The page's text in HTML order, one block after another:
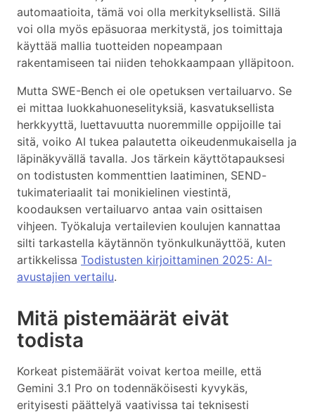
automaatioita, tämä voi olla merkityksellistä. Sillä
voi olla myös epäsuoraa merkitystä, jos toimittaja
käyttää mallia tuotteiden nopeampaan
rakentamiseen tai niiden tehokkaampaan ylläpitoon.
Mutta SWE-Bench ei ole opetuksen vertailuarvo. Se
ei mittaa luokkahuoneselityksiä, kasvatuksellista
herkkyyttä, luettavuutta nuoremmille oppijoille tai
sitä, voiko AI tukea palautetta oikeudenmukaisella ja
läpinäkyvällä tavalla. Jos tärkein käyttötapauksesi
on todistusten kommenttien laatiminen, SEND-
tukimateriaalit tai monikielinen viestintä,
koodauksen vertailuarvo antaa vain osittaisen
vihjeen. Työkaluja vertailevien koulujen kannattaa
silti tarkastella käytännön työnkulkunäyttöä, kuten
artikkelissa Todistusten kirjoittaminen 2025: AI-
avustajien vertailu.
Mitä pistemäärät eivät
todista
Korkeat pistemäärät voivat kertoa meille, että
Gemini 3.1 Pro on todennäköisesti kyvykäs,
erityisesti päättelyä vaativissa tai teknisesti